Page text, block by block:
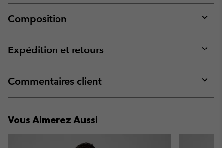
Composition
or
Expédition et retours
or
Commentaires client
or
Vous Aimerez Aussi